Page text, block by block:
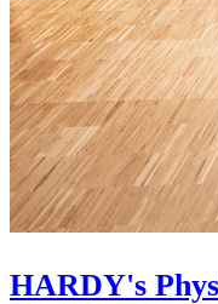
HARDY's